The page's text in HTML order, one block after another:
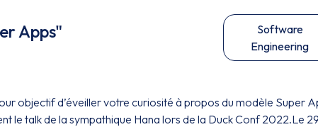
Apps"
Software
Engineering
objectif d’éveiller votre curiosité à propos du modèle Super
le talk de la sympathique Hana lors de la Duck Conf 2022.Le 29